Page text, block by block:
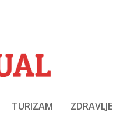
TURIZAM ZDRAVLJE